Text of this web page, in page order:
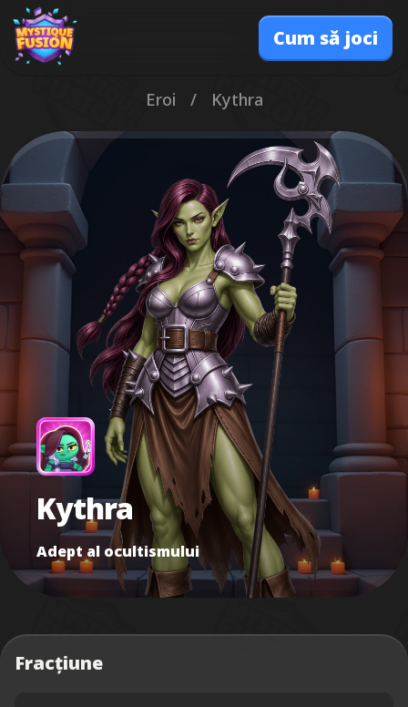
Cum să joci
Eroi / Kythra
Kythra
Adept al ocultismului
Fracțiune